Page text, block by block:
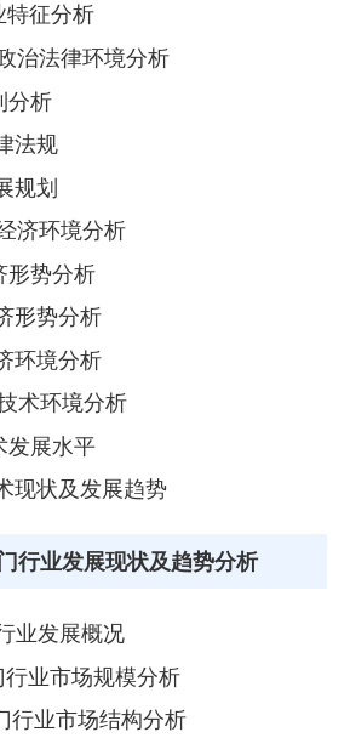
特征分析
治法律环境分析
分析
法规
规划
济环境分析
形势分析
形势分析
环境分析
术环境分析
发展水平
现状及发展趋势
行业发展现状及趋势分析
业发展概况
行业市场规模分析
行业市场结构分析